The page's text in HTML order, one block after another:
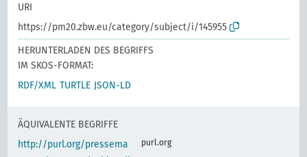
URI
https://pm20.zbw.eu/category/subject/i/145955
HERUNTERLADEN DES BEGRIFFS
IM SKOS-FORMAT:
RDF/XML TURTLE JSON-LD
ÄQUIVALENTE BEGRIFFE
http://purl.org/pressema
purl.org